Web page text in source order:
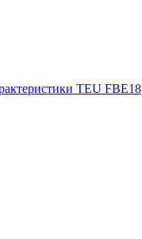
TEU FBE18